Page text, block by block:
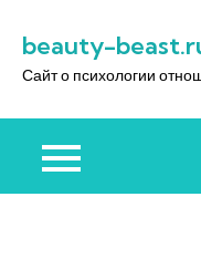
содержимому
beauty-
Сайт о психологии